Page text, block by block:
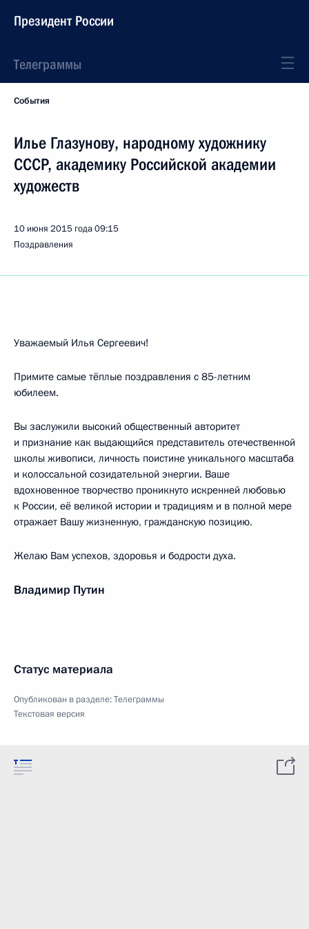
Президент России
Телеграммы
События
Илье Глазунову, народному художнику
СССР, академику Российской академии
художеств
10 июня 2015 года09:15
Поздравления
Уважаемый Илья Сергеевич!
Примите самые тёплые поздравления с 85-летним
юбилеем.
Вы заслужили высокий общественный авторитет
и признание как выдающийся представитель отечественной
школы живописи, личность поистине уникального масштаба
и колоссальной созидательной энергии. Ваше
вдохновенное творчество проникнуто искренней любовью
к России, её великой истории и традициям и в полной мере
отражает Вашу жизненную, гражданскую позицию.
Желаю Вам успехов, здоровья и бодрости духа.
Владимир Путин
Статус материала
Опубликован в разделе:Телеграммы
Текстовая версия